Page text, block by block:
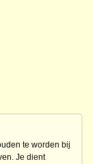
te worden bij
Je dient